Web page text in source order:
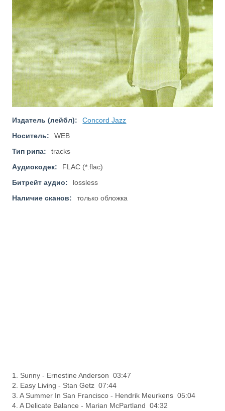
Издатель (лейбл):
Concord Jazz
Носитель:
WEB
Тип рипа:
tracks
Аудиокодек:
FLAC (*.flac)
Битрейт аудио:
lossless
Наличие сканов:
только обложка
1. Sunny - Ernestine Anderson 03:47
2. Easy Living - Stan Getz 07:44
3. A Summer In San Francisco - Hendrik Meurkens 05:04
4. A Delicate Balance - Marian McPartland 04:32